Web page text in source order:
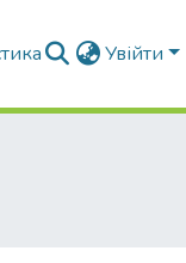
Увійти